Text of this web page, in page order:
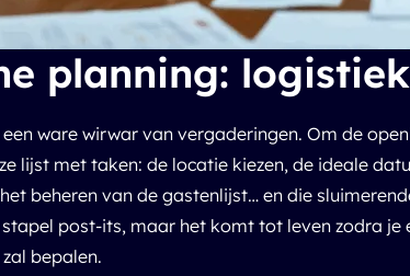
planning:
ware wirwar van vergaderingen. Om de
lijst met taken: de locatie kiezen, de ideale
beheren van de gastenlijst… en die
post-its, maar het komt tot leven zodra
bepalen.